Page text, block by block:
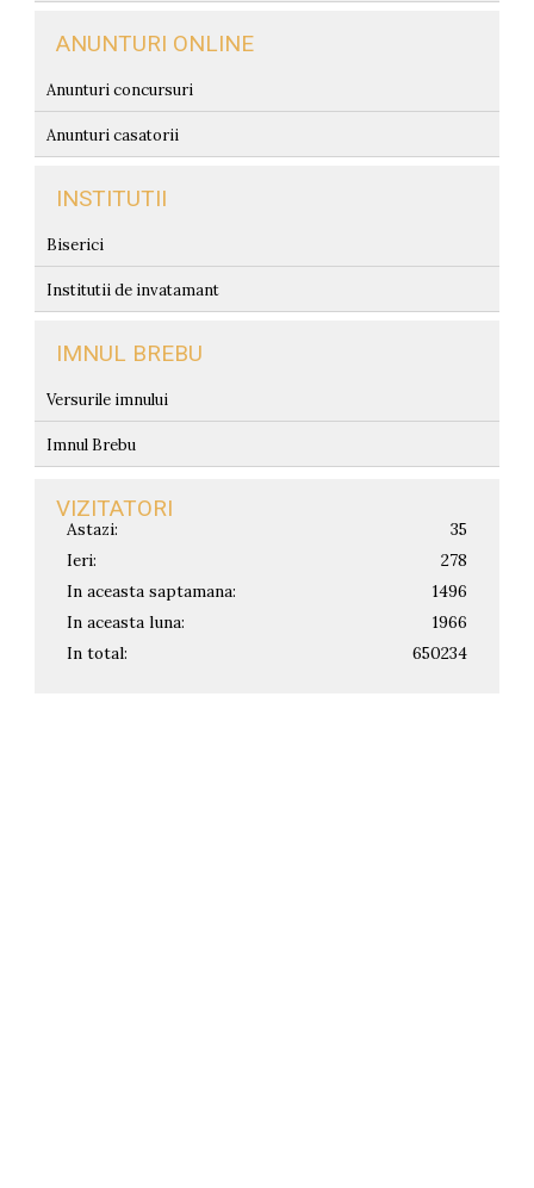
ANUNTURI ONLINE
Anunturi concursuri
Anunturi casatorii
INSTITUTII
Biserici
Institutii de invatamant
IMNUL BREBU
Versurile imnului
Imnul Brebu
VIZITATORI
Astazi:
35
Ieri:
278
In aceasta saptamana:
1496
In aceasta luna:
1966
In total:
650234